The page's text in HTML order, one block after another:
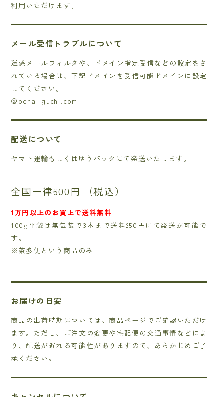
利用いただけます。
メール受信トラブルについて
迷惑メールフィルタや、ドメイン指定受信などの設定をさ
れている場合は、下記ドメインを受信可能ドメインに設定
してください。
＠ocha-iguchi.com
配送について
ヤマト運輸もしくはゆうパックにて発送いたします。
全国一律600円 （税込）
1万円以上のお買上で送料無料
100g平袋は無包装で3本まで送料250円にて発送が可能で
す。
※茶多便という商品のみ
お届けの目安
商品の出荷時期については、商品ページでご確認いただけ
ます。ただし、ご注文の変更や宅配便の交通事情などによ
り、配送が遅れる可能性がありますので、あらかじめご了
承ください。